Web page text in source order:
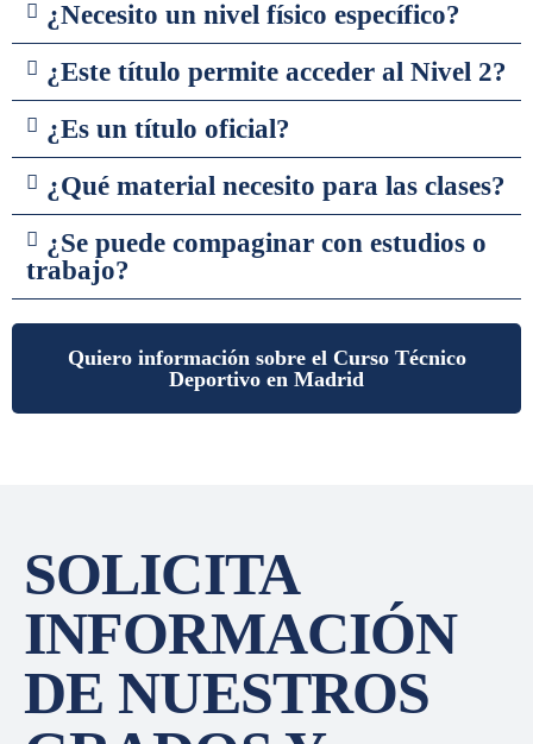
¿Necesito un nivel físico específico?
¿Este título permite acceder al Nivel 2?
¿Es un título oficial?
¿Qué material necesito para las clases?
¿Se puede compaginar con estudios o
trabajo?
Quiero información sobre el Curso Técnico
Deportivo en Madrid
SOLICITA
INFORMACIÓN
DE NUESTROS